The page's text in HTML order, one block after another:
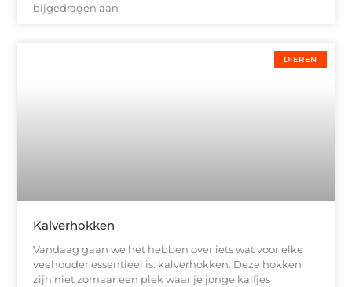
bijgedragen aan
DIEREN
Kalverhokken
Vandaag gaan we het hebben over iets wat voor elke
veehouder essentieel is: kalverhokken. Deze hokken
zijn niet zomaar een plek waar je jonge kalfjes